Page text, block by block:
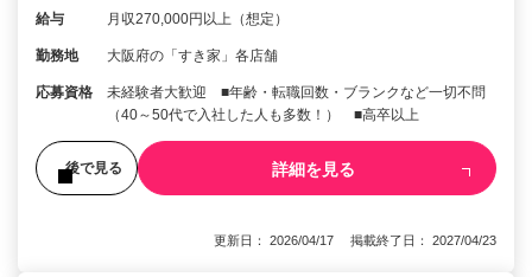
給与 月収270,000円以上（想定）
勤務地 大阪府の「すき家」各店舗
応募資格
未経験者大歓迎 ■年齢・転職回数・ブランクなど一切不問
（40～50代で入社した人も多数！） ■高卒以上
後で見る 詳細を見る
更新日： 2026/04/17 掲載終了日： 2027/04/23